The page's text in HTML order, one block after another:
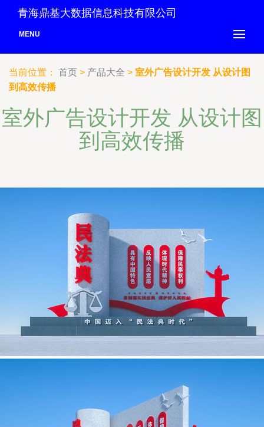
青海鼎基大数据信息科技有限公司
MENU
当前位置： 首页 > 产品大全 > 室外广告设计开发 从设计图
到高效传播
室外广告设计开发 从设计图
到高效传播